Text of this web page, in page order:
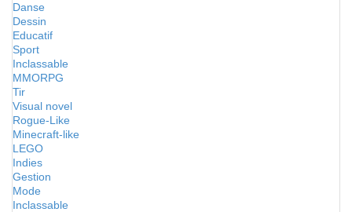
Danse
Dessin
Educatif
Sport
Inclassable
MMORPG
Tir
Visual novel
Rogue-Like
Minecraft-like
LEGO
Indies
Gestion
Mode
Inclassable